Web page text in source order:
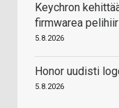
Keychron
firmwarea
5.8.2026
Honor uudisti
5.8.2026